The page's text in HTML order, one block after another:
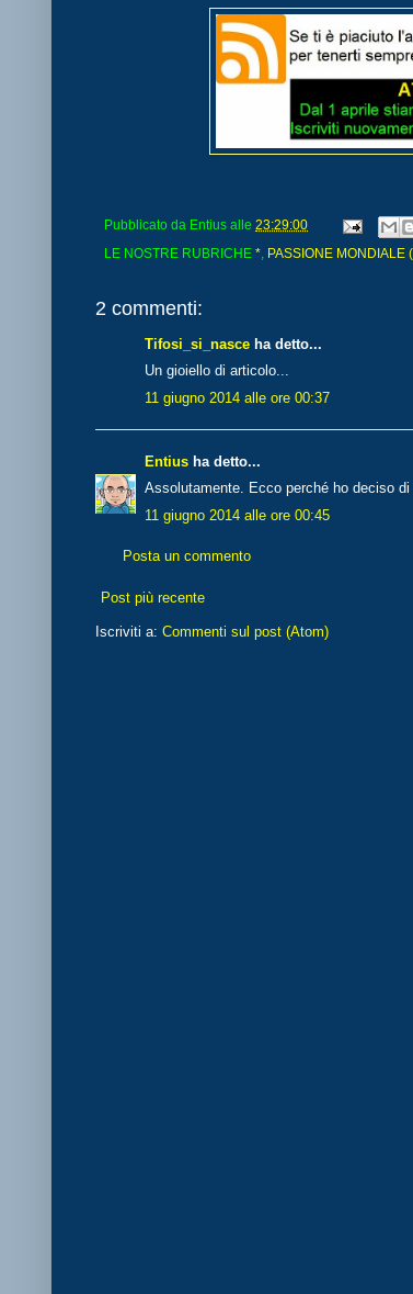
Pubblicato da Entius alle 23:29:00
LE NOSTRE RUBRICHE * PASSIONE
2 commenti:
Tifosi_si_nasce ha detto...
Un gioiello di articolo...
11 giugno 2014 alle ore 00:37
Entius ha detto...
Assolutamente. Ecco perché ho deciso
11 giugno 2014 alle ore 00:45
Posta un commento
Post più recente
Iscriviti a: Commenti sul post (Atom)